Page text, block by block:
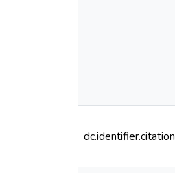
dc.identifier.citation